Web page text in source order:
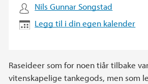
Nils Gunnar Songstad
Legg til i din egen kalender
Raseideer som for noen tiår tilbake
vitenskapelige tankegods, men som